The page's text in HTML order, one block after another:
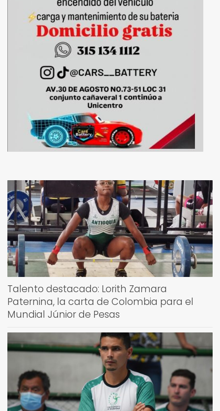
Talento destacado: Lorith Zamara
Paternina, la carta de Colombia para el
Mundial Júnior de Pesas